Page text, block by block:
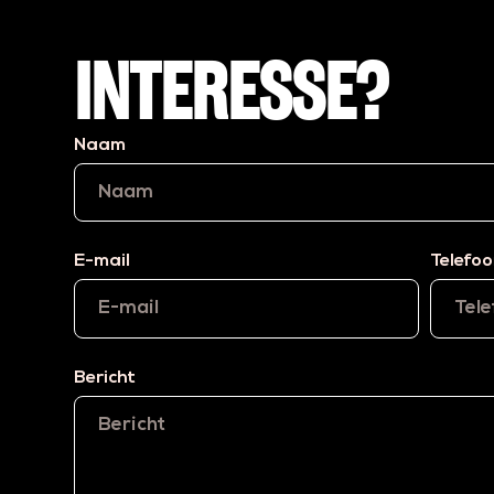
INTERESSE?
Naam
E-mail
Bericht